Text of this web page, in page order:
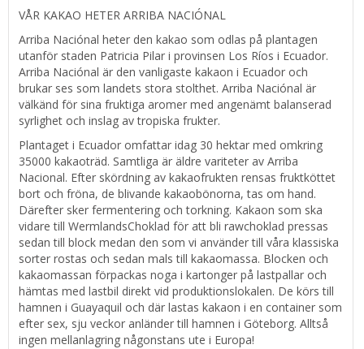
VÅR KAKAO HETER ARRIBA NACIÓNAL
Arriba Naciónal heter den kakao som odlas på plantagen
utanför staden Patricia Pilar i provinsen Los Ríos i Ecuador.
Arriba Naciónal är den vanligaste kakaon i Ecuador och
brukar ses som landets stora stolthet. Arriba Naciónal är
välkänd för sina fruktiga aromer med angenämt balanserad
syrlighet och inslag av tropiska frukter.
Plantaget i Ecuador omfattar idag 30 hektar med omkring
35000 kakaoträd. Samtliga är äldre variteter av Arriba
Nacional. Efter skördning av kakaofrukten rensas fruktköttet
bort och fröna, de blivande kakaobönorna, tas om hand.
Därefter sker fermentering och torkning. Kakaon som ska
vidare till WermlandsChoklad för att bli rawchoklad pressas
sedan till block medan den som vi använder till våra klassiska
sorter rostas och sedan mals till kakaomassa. Blocken och
kakaomassan förpackas noga i kartonger på lastpallar och
hämtas med lastbil direkt vid produktionslokalen. De körs till
hamnen i Guayaquil och där lastas kakaon i en container som
efter sex, sju veckor anländer till hamnen i Göteborg. Alltså
ingen mellanlagring någonstans ute i Europa!